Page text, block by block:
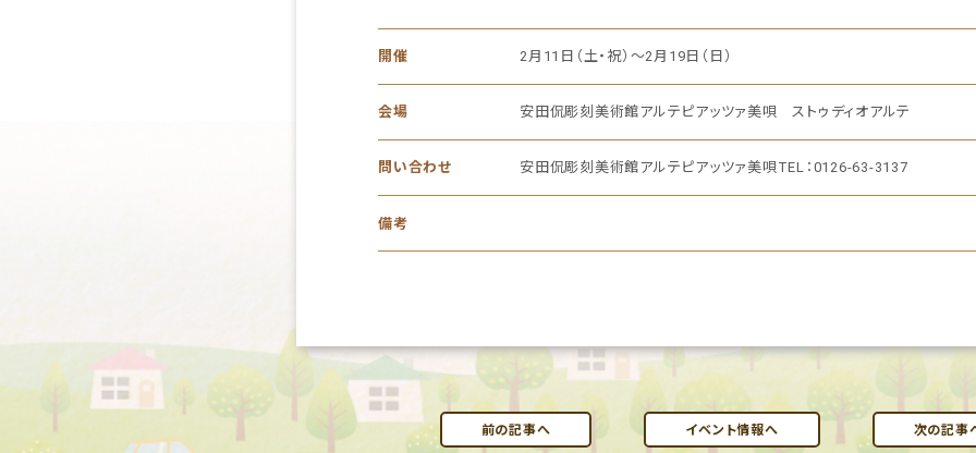
開催 2月11日（土・祝）～2月19日（日）
会場 安田侃彫刻美術館アルテピアッツァ美唄 ストゥディオアルテ
問い合わせ 安田侃彫刻美術館アルテピアッツァ美唄TEL：0126-63-3137
備考
前の記事へ イベント情報へ 次の記事